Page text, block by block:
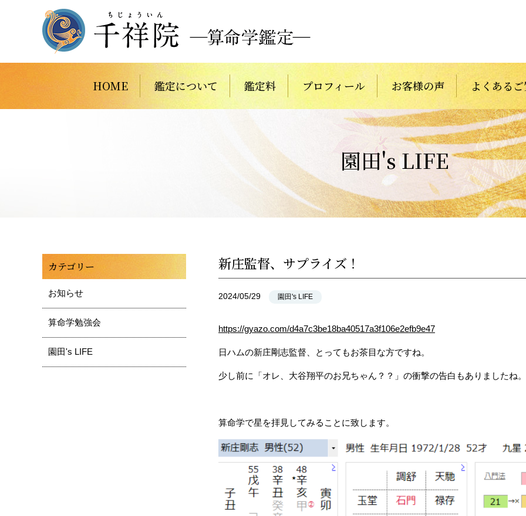
HOME 鑑定について 鑑定料 プロフィール お客様の声 よくある
園田's LIFE
新庄監督、サプライズ！
2024/05/29 園田's LIFE
https://gyazo.com/d4a7c3be18ba40517a3f106e2efb9e47
日ハムの新庄剛志監督、とってもお茶目な方ですね。
少し前に「オレ、大谷翔平のお兄ちゃん？？」の衝撃の告白もありましたね。
算命学で星を拝見してみることに致します。
カテゴリー
お知らせ
算命学勉強会
園田's LIFE